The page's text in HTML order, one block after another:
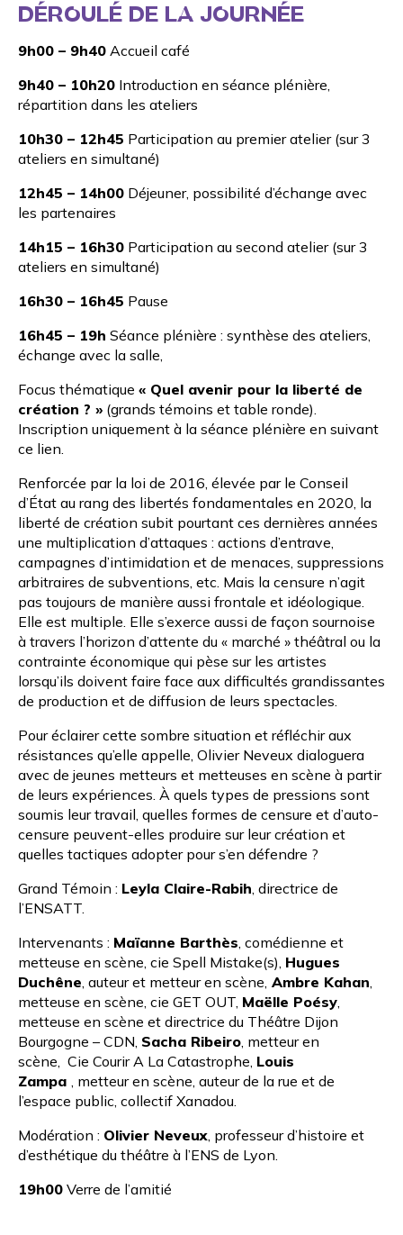
DÉROULÉ DE LA JOURNÉE
9h00 – 9h40 Accueil café
9h40 – 10h20 Introduction en séance plénière,
répartition dans les ateliers
10h30 – 12h45 Participation au premier atelier (sur 3
ateliers en simultané)
12h45 – 14h00 Déjeuner, possibilité d’échange avec
les partenaires
14h15 – 16h30 Participation au second atelier (sur 3
ateliers en simultané)
16h30 – 16h45 Pause
16h45 – 19h Séance plénière : synthèse des ateliers,
échange avec la salle,
Focus thématique « Quel avenir pour la liberté de
création ? » (grands témoins et table ronde).
Inscription uniquement à la séance plénière en suivant
ce lien.
Renforcée par la loi de 2016, élevée par le Conseil
d’État au rang des libertés fondamentales en 2020, la
liberté de création subit pourtant ces dernières années
une multiplication d’attaques : actions d’entrave,
campagnes d’intimidation et de menaces, suppressions
arbitraires de subventions, etc. Mais la censure n’agit
pas toujours de manière aussi frontale et idéologique.
Elle est multiple. Elle s’exerce aussi de façon sournoise
à travers l’horizon d’attente du « marché » théâtral ou la
contrainte économique qui pèse sur les artistes
lorsqu’ils doivent faire face aux difficultés grandissantes
de production et de diffusion de leurs spectacles.
Pour éclairer cette sombre situation et réfléchir aux
résistances qu’elle appelle, Olivier Neveux dialoguera
avec de jeunes metteurs et metteuses en scène à partir
de leurs expériences. À quels types de pressions sont
soumis leur travail, quelles formes de censure et d’auto-
censure peuvent-elles produire sur leur création et
quelles tactiques adopter pour s’en défendre ?
Grand Témoin : Leyla Claire-Rabih, directrice de
l’ENSATT.
Intervenants : Maïanne Barthès, comédienne et
metteuse en scène, cie Spell Mistake(s), Hugues
Duchêne, auteur et metteur en scène, Ambre Kahan,
metteuse en scène, cie GET OUT, Maëlle Poésy,
metteuse en scène et directrice du Théâtre Dijon
Bourgogne – CDN, Sacha Ribeiro, metteur en
scène, Cie Courir A La Catastrophe, Louis
Zampa , metteur en scène, auteur de la rue et de
l’espace public, collectif Xanadou.
Modération : Olivier Neveux, professeur d’histoire et
d’esthétique du théâtre à l’ENS de Lyon.
19h00 Verre de l’amitié